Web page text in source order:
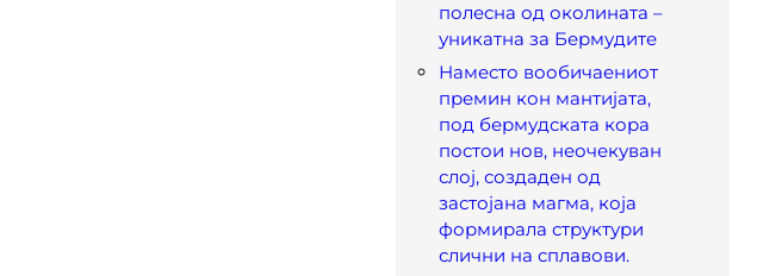
полесна од околината –
уникатна за Бермудите
Наместо вообичаениот
премин кон мантијата,
под бермудската кора
постои нов, неочекуван
слој, создаден од
застојана магма, која
формирала структури
слични на сплавови.